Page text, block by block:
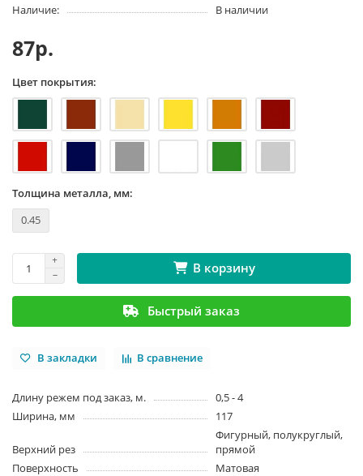
Наличие:
В наличии
87р.
Цвет покрытия:
Толщина металла, мм:
0.45
В корзину
Быстрый заказ
В закладки В сравнение
Длину режем под заказ, м.
0,5 - 4
Ширина, мм
117
Верхний рез
Фигурный, полукруглый,
прямой
Поверхность
Матовая